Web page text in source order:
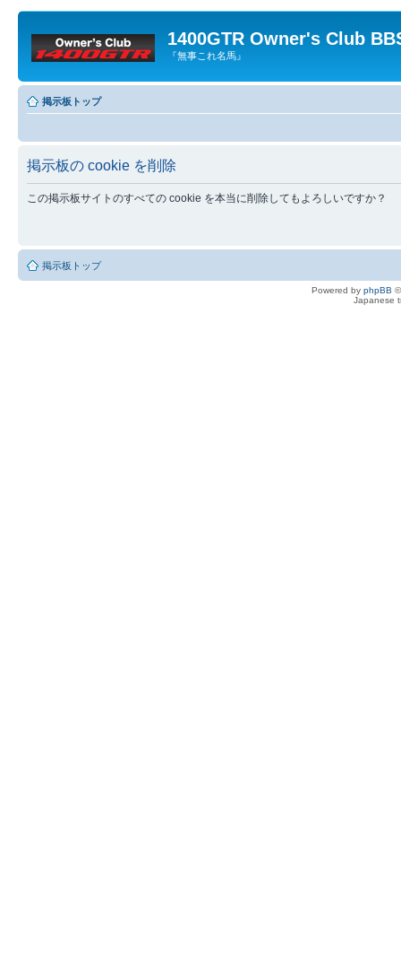
1400GTR Owner's Club
『無事これ名馬』
掲示板トップ
掲示板の cookie を削除
この掲示板サイトのすべての cookie を本当に削除してもよろしいですか？
掲示板トップ
Powered by phpBB
Japanese